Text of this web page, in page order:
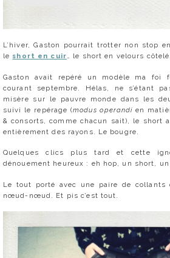
L’hiver, Gaston pourrait trotter non stop
le short en cuir … le short en velours côtelé.
Gaston avait repéré un modèle ma foi
courant septembre. Hélas, ne s’étant
misère sur le pauvre monde dans les
suivi le repérage (modus operandi en
& consorts, comme chacun sait), le short
entièrement des rayons. Le bougre.
Quelques clics plus tard et cette
dénouement heureux : eh hop, un short, un
Le tout porté avec une paire de
nœud-nœud. Et pis c’est tout.